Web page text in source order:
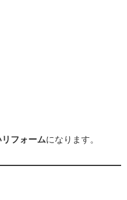
フォームになります。